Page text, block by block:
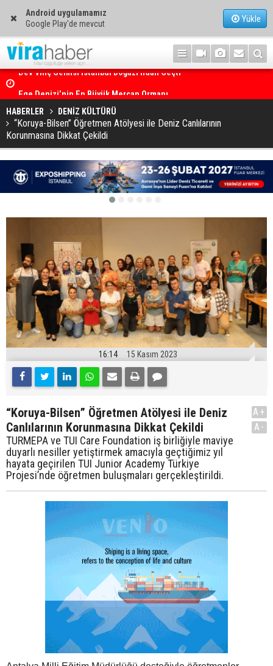
Android uygulamamız
Google Play'de mevcut
Yükle
HABERLER DENİZ KÜLTÜRÜ
“Koruya-Bilsen” Öğretmen Atölyesi ile Deniz Canlılarının
Korunmasına Dikkat Çekildi
16:14 15 Kasım 2023
“Koruya-Bilsen” Öğretmen Atölyesi ile Deniz
Canlılarının Korunmasına Dikkat Çekildi
TURMEPA ve TUI Care Foundation iş birliğiyle maviye
duyarlı nesiller yetiştirmek amacıyla geçtiğimiz yıl
hayata geçirilen TUI Junior Academy Türkiye
Projesi’nde öğretmen buluşmaları gerçekleştirildi.
A+
A-